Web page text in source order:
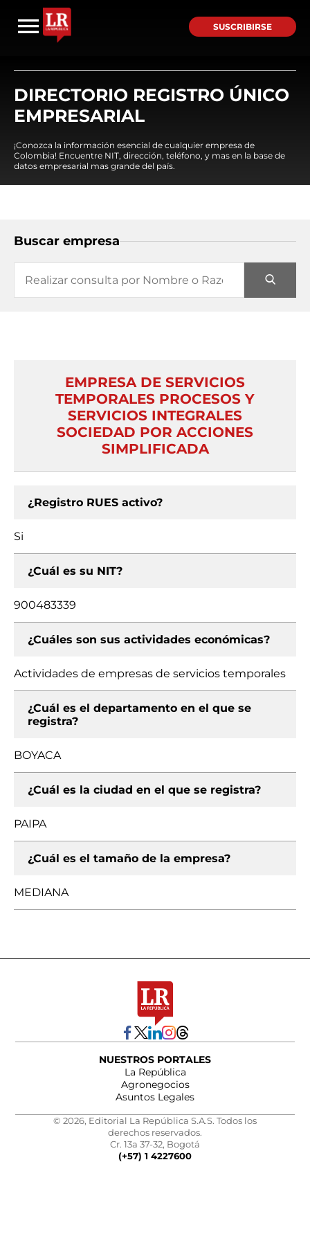
SUSCRIBIRSE
DIRECTORIO REGISTRO ÚNICO
EMPRESARIAL
¡Conozca la información esencial de cualquier empresa de
Colombia! Encuentre NIT, dirección, teléfono, y mas en la base de
datos empresarial mas grande del país.
Buscar empresa
EMPRESA DE SERVICIOS
TEMPORALES PROCESOS Y
SERVICIOS INTEGRALES
SOCIEDAD POR ACCIONES
SIMPLIFICADA
¿Registro RUES activo?
Si
¿Cuál es su NIT?
900483339
¿Cuáles son sus actividades económicas?
Actividades de empresas de servicios temporales
¿Cuál es el departamento en el que se
registra?
BOYACA
¿Cuál es la ciudad en el que se registra?
PAIPA
¿Cuál es el tamaño de la empresa?
MEDIANA
NUESTROS PORTALES
La República
Agronegocios
Asuntos Legales
© 2026, Editorial La República S.A.S. Todos los
derechos reservados.
Cr. 13a 37-32, Bogotá
(+57) 1 4227600